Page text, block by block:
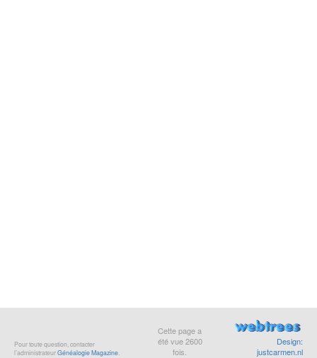
Pour toute question, contacter
l’administrateurGénéalogie Magazine.
Cette page a
été vue2600
fois.
Design:
justcarmen.nl